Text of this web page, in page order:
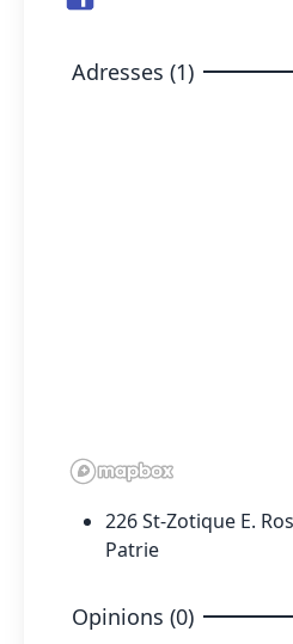
Adresses (1)
226 St-Zotique E.
Patrie
Opinions (0)